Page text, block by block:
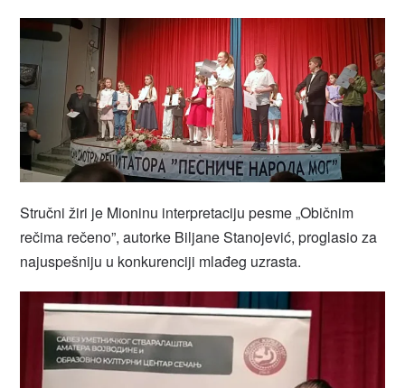
Stručni žiri je Mioninu interpretaciju pesme „Običnim
rečima rečeno”, autorke Biljane Stanojević, proglasio za
najuspešniju u konkurenciji mlađeg uzrasta.